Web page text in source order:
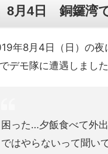
8月4日 銅鑼湾
年8月4日（日）の夜
デモ隊に遭遇しました
困った…夕飯食べて外
ではやらないって聞い